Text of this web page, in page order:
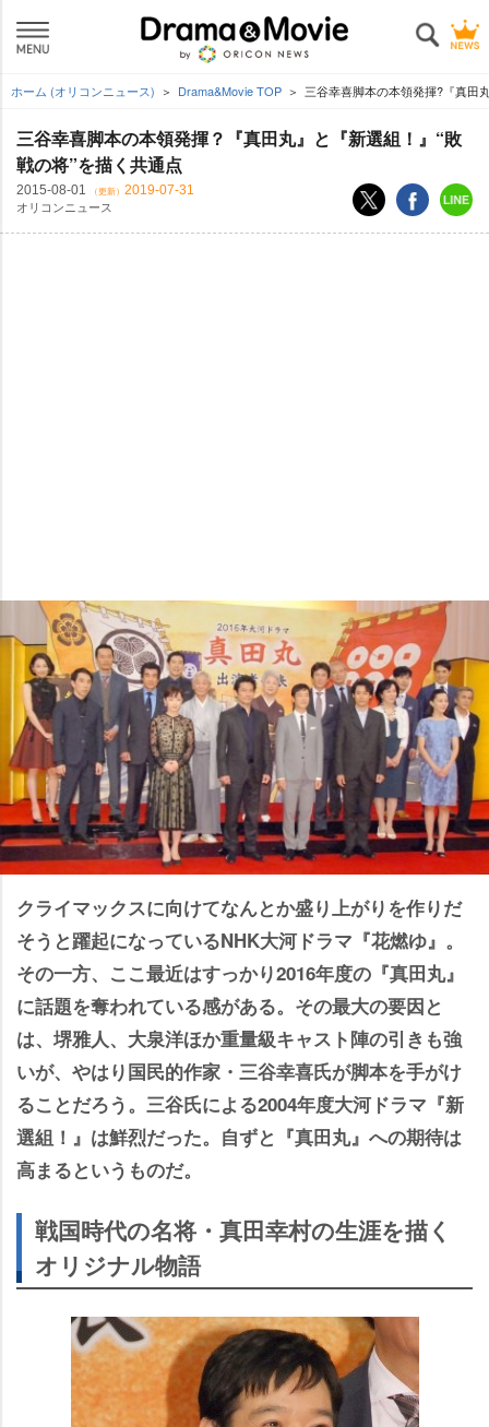
ホーム (オリコンニュース) Drama&Movie TOP 三谷幸喜脚本の本領発揮?『真田
三谷幸喜脚本の本領発揮？『真田丸』と『新選組！』“敗
戦の将”を描く共通点
2015-08-01 （更新） 2019-07-31
オリコンニュース
クライマックスに向けてなんとか盛り上がりを作りだ
そうと躍起になっているNHK大河ドラマ『花燃ゆ』。
その一方、ここ最近はすっかり2016年度の『真田丸』
に話題を奪われている感がある。その最大の要因と
は、堺雅人、大泉洋ほか重量級キャスト陣の引きも強
いが、やはり国民的作家・三谷幸喜氏が脚本を手がけ
ることだろう。三谷氏による2004年度大河ドラマ『新
選組！』は鮮烈だった。自ずと『真田丸』への期待は
高まるというものだ。
戦国時代の名将・真田幸村の生涯を描く
オリジナル物語